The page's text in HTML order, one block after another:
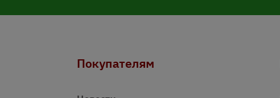
Покупателям